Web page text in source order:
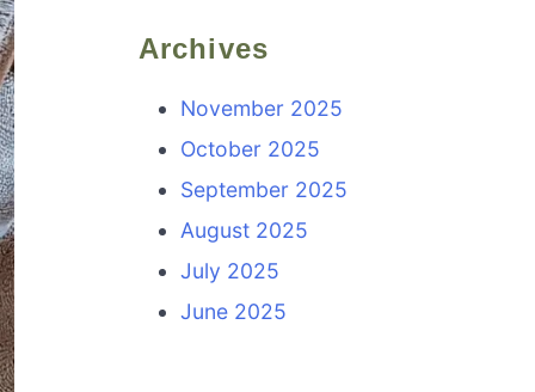
Archives
November 2025
October 2025
September 2025
August 2025
July 2025
June 2025